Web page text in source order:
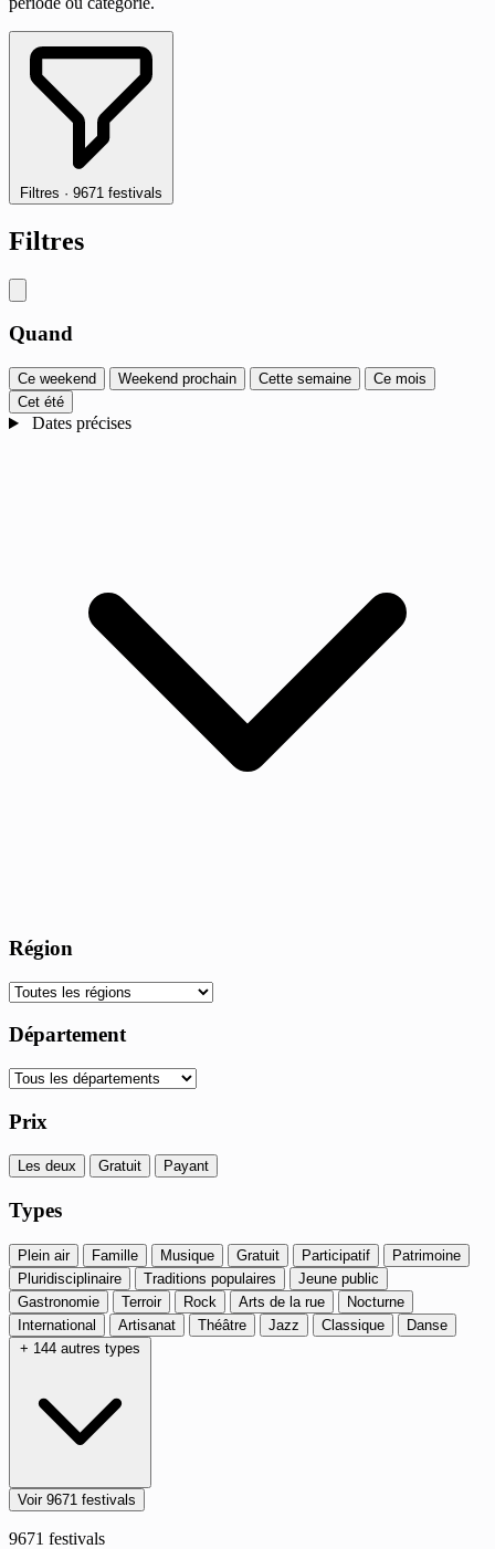
Filtres · 9671 festivals
Filtres
Quand
Ce weekend Weekend prochain Cette semaine
Ce mois
Cet été
Dates précises
Région
Département
Prix
Les deux Gratuit Payant
Types
Plein air Famille Musique Gratuit Participatif
Patrimoine
Pluridisciplinaire
Traditions populaires
Jeune public
Gastronomie
Terroir Rock Arts de la rue
Nocturne
International
Artisanat Théâtre Jazz Classique
Danse
+ 144 autres types
Voir 9671 festivals
9671 festivals